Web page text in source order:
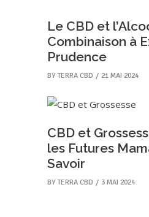
Le CBD et
Combinaison à
Prudence
BY TERRA CBD 21 MAI 2024
CBD et
les Futures
Savoir
BY TERRA CBD 3 MAI 2024